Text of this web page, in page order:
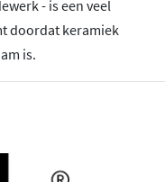
- is een veel
doordat keramiek
is.